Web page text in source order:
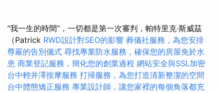
“我一生的時間”，一切都是第一次審判，帕特里克·斯威茲
（Patrick RWD設計對SEO的影響 葬儀社服務，為您安排
尊嚴的告別儀式 尋找專業防水服務，確保您的房屋免於水
患 商業登記服務，簡化您的創業過程 網站安全與SSL加密
台中輕井澤按摩服務 打掃服務，為您打造清新整潔的空間
台中體態矯正服務 專業設計師，讓您家裡的每個角落都充